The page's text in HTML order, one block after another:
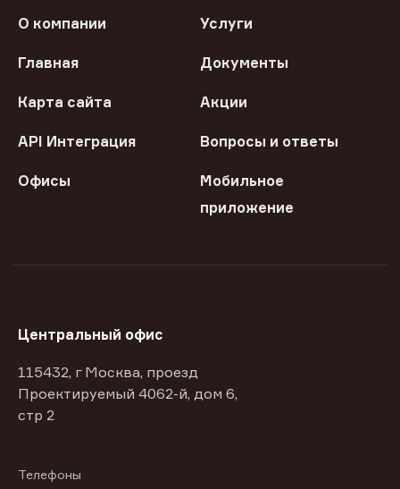
О компании Услуги
Главная Документы
Карта сайта Акции
API Интеграция Вопросы и ответы
Офисы
Мобильное
приложение
Центральный офис
115432, г Москва, проезд
Проектируемый 4062-й, дом 6,
стр 2
Телефоны